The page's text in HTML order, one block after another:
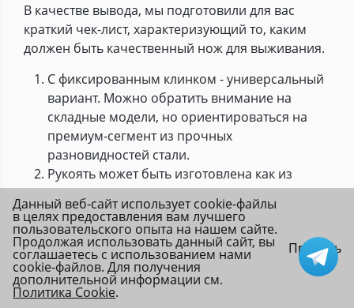
Главная
В качестве вывода, мы подготовили для вас
краткий чек-лист, характеризующий то, каким
должен быть качественный нож для выживания.
С фиксированным клинком - универсальный
вариант. Можно обратить внимание на
складные модели, но ориентироваться на
премиум-сегмент из прочных
разновидностей стали.
Рукоять может быть изготовлена как из
искусственных, так и из натуральных
материалов - первый вариант надежнее.
Бывает полой, для хранения различных
необходимых в походе мелочей, или
цельной. Ножи с цельной рукоятью менее
хрупкие и лучше подходят для грубых
Данный веб-сайт использует cookie-файлы
в целях предоставления вам лучшего
пользовательского опыта на нашем сайте.
Продолжая использовать данный сайт, вы
соглашаетесь с использованием нами
cookie-файлов. Для получения
дополнительной информации см.
Политика Cookie.
Принять